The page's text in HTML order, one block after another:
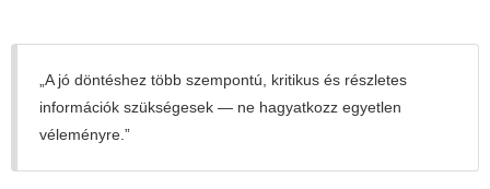
„A jó döntéshez több szempontú, kritikus és részletes
információk szükségesek — ne hagyatkozz egyetlen
véleményre.”